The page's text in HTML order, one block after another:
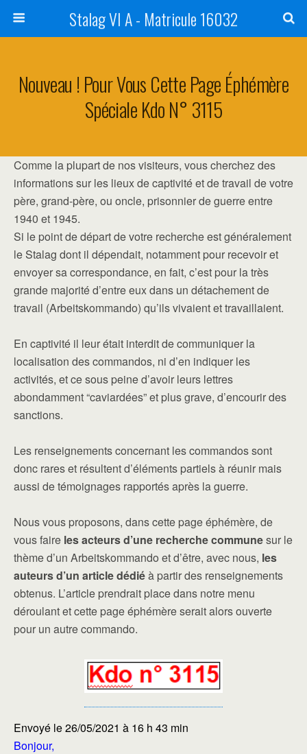
Stalag VI A - Matricule 16032
Nouveau ! Pour Vous Cette Page Éphémère
Spéciale Kdo N° 3115
Comme la plupart de nos visiteurs, vous cherchez des
informations sur les lieux de captivité et de travail de votre
père, grand-père, ou oncle, prisonnier de guerre entre
1940 et 1945.
Si le point de départ de votre recherche est généralement
le Stalag dont il dépendait, notamment pour recevoir et
envoyer sa correspondance, en fait, c’est pour la très
grande majorité d’entre eux dans un détachement de
travail (Arbeitskommando) qu’ils vivaient et travaillaient.
En captivité il leur était interdit de communiquer la
localisation des commandos, ni d’en indiquer les
activités, et ce sous peine d’avoir leurs lettres
abondamment “caviardées” et plus grave, d’encourir des
sanctions.
Les renseignements concernant les commandos sont
donc rares et résultent d’éléments partiels à réunir mais
aussi de témoignages rapportés après la guerre.
Nous vous proposons, dans cette page éphémère, de
vous faire les acteurs d’une recherche communesur le
thème d’un Arbeitskommando et d’être, avec nous, les
auteurs d’un article dédiéà partir des renseignements
obtenus. L’article prendrait place dans notre menu
déroulant et cette page éphémère serait alors ouverte
pour un autre commando.
Envoyé le 26/05/2021 à 16 h 43 min
Bonjour,